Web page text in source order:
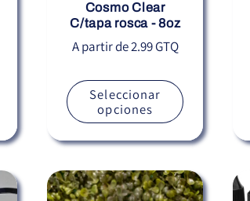
Cosmo Clear
C/tapa rosca - 8oz
Precio
A partir de 2.99 GTQ
Seleccionar
opciones